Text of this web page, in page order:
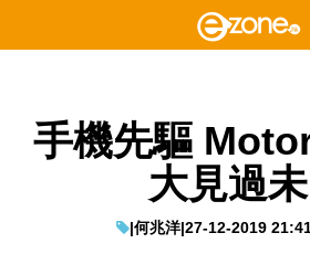
手機先驅
大見過
|何兆洋|27-12-2019